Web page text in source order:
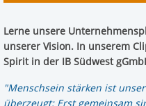
Lerne unsere
unserer Vision. In unserem
Spirit in der IB Südwest
"Menschsein stärken ist
überzeugt: Erst gemeinsam